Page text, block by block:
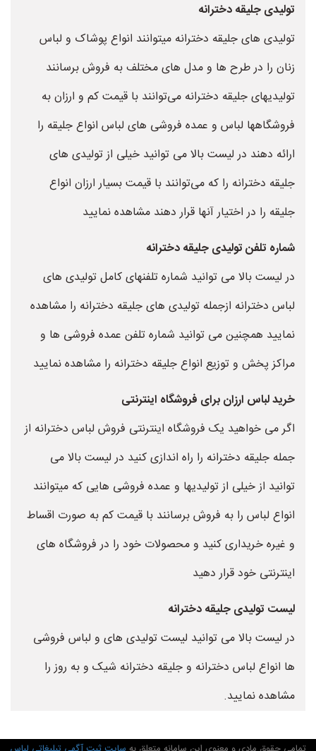
تولیدی جلیقه دخترانه
تولیدی های جلیقه دخترانه میتوانند انواع پوشاک و لباس
زنان را در طرح ها و مدل های مختلف به فروش برسانند
تولیدیهای جلیقه دخترانه می‌توانند با قیمت کم و ارزان به
فروشگاهها لباس و عمده فروشی های لباس انواع جلیقه را
ارائه دهند در لیست بالا می توانید خیلی از تولیدی های
جلیقه دخترانه را که می‌توانند با قیمت بسیار ارزان انواع
جلیقه را در اختیار آنها قرار دهند مشاهده نمایید
شماره تلفن تولیدی جلیقه دخترانه
در لیست بالا می توانید شماره تلفنهای کامل تولیدی های
لباس دخترانه ازجمله تولیدی های جلیقه دخترانه را مشاهده
نمایید همچنین می توانید شماره تلفن عمده فروشی ها و
مراکز پخش و توزیع انواع جلیقه دخترانه را مشاهده نمایید
خرید لباس ارزان برای فروشگاه اینترنتی
اگر می خواهید یک فروشگاه اینترنتی فروش لباس دخترانه از
جمله جلیقه دخترانه را راه اندازی کنید در لیست بالا می
توانید از خیلی از تولیدیها و عمده فروشی هایی که میتوانند
انواع لباس را به فروش برسانند با قیمت کم به صورت اقساط
و غیره خریداری کنید و محصولات خود را در فروشگاه های
اینترنتی خود قرار دهید
لیست تولیدی جلیقه دخترانه
در لیست بالا می توانید لیست تولیدی های و لباس فروشی
ها انواع لباس دخترانه و جلیقه دخترانه شیک و به روز را
مشاهده نمایید.